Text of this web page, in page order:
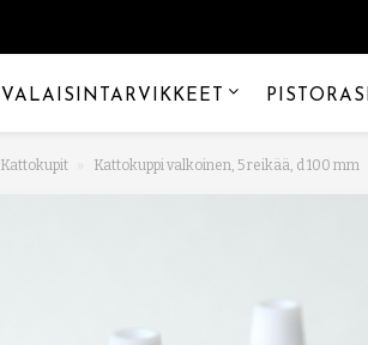
VALAISINTARVIKKEET
Kattokupit Kattokuppi valkoinen, 5 reikää, d 100 mm